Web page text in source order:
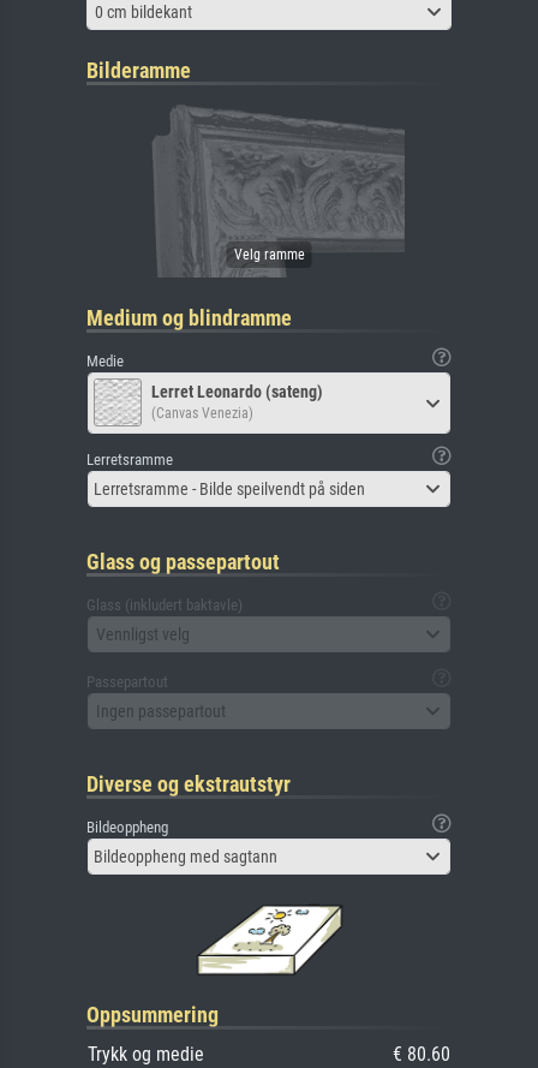
0 cm bildekant
Bilderamme
Medium og blindramme
Medie
Lerret Leonardo (sateng)
(Canvas Venezia)
Lerretsramme
Lerretsramme - Bilde speilvendt på siden
Glass og passepartout
Glass (inkludert baktavle)
Vennligst velg
Passepartout
Ingen passepartout
Diverse og ekstrautstyr
Bildeoppheng
Bildeoppheng med sagtann
Oppsummering
Trykk og medie
€ 80.60